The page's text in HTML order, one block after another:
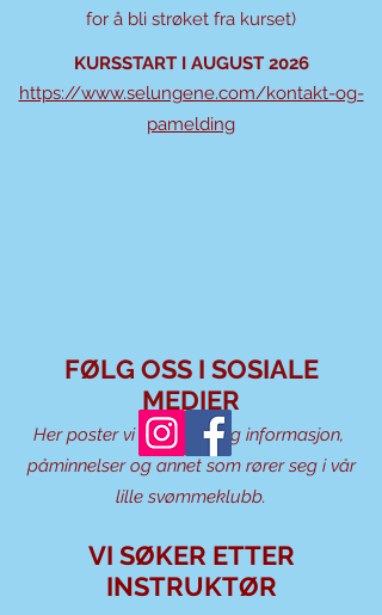
for å bli strøket fra kurset)
KURSSTART I AUGUST 2026
https://www.selungene.com/kontakt-og-
pamelding
FØLG OSS I SOSIALE
MEDIER
Her poster vi masse nyttig informasjon,
påminnelser og annet som rører seg i vår
lille svømmeklubb.​
VI SØKER ETTER
INSTRUKTØR